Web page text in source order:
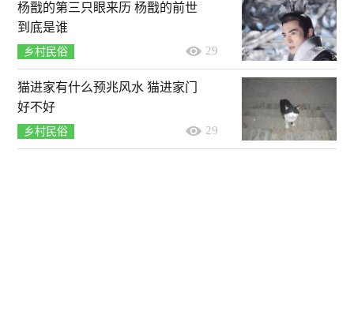
杨戬的第三只眼来历 杨戬的前世
到底是谁
乡村民俗 29
猫进家有什么预兆风水 猫进家门
好不好
乡村民俗 29